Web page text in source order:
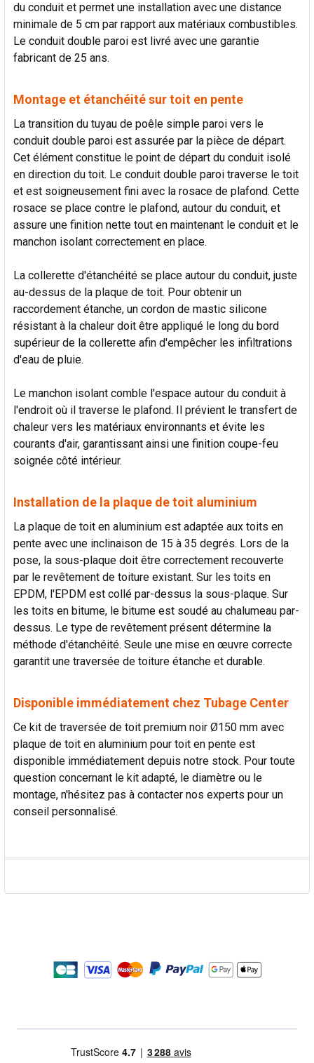
du conduit et permet une installation avec une distance
minimale de 5 cm par rapport aux matériaux combustibles.
Le conduit double paroi est livré avec une garantie
fabricant de 25 ans.
Montage et étanchéité sur toit en pente
La transition du tuyau de poêle simple paroi vers le
conduit double paroi est assurée par la pièce de départ.
Cet élément constitue le point de départ du conduit isolé
en direction du toit. Le conduit double paroi traverse le toit
et est soigneusement fini avec la rosace de plafond. Cette
rosace se place contre le plafond, autour du conduit, et
assure une finition nette tout en maintenant le conduit et le
manchon isolant correctement en place.
La collerette d'étanchéité se place autour du conduit, juste
au-dessus de la plaque de toit. Pour obtenir un
raccordement étanche, un cordon de mastic silicone
résistant à la chaleur doit être appliqué le long du bord
supérieur de la collerette afin d'empêcher les infiltrations
d'eau de pluie.
Le manchon isolant comble l'espace autour du conduit à
l'endroit où il traverse le plafond. Il prévient le transfert de
chaleur vers les matériaux environnants et évite les
courants d'air, garantissant ainsi une finition coupe-feu
soignée côté intérieur.
Installation de la plaque de toit aluminium
La plaque de toit en aluminium est adaptée aux toits en
pente avec une inclinaison de 15 à 35 degrés. Lors de la
pose, la sous-plaque doit être correctement recouverte
par le revêtement de toiture existant. Sur les toits en
EPDM, l'EPDM est collé par-dessus la sous-plaque. Sur
les toits en bitume, le bitume est soudé au chalumeau par-
dessus. Le type de revêtement présent détermine la
méthode d'étanchéité. Seule une mise en œuvre correcte
garantit une traversée de toiture étanche et durable.
Disponible immédiatement chez Tubage Center
Ce kit de traversée de toit premium noir Ø150 mm avec
plaque de toit en aluminium pour toit en pente est
disponible immédiatement depuis notre stock. Pour toute
question concernant le kit adapté, le diamètre ou le
montage, n'hésitez pas à contacter nos experts pour un
conseil personnalisé.